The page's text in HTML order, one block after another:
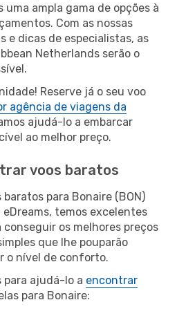
uma ampla gama de opções à
Com as nossas
e dicas de especialistas, as
Netherlands serão o
Reserve já o seu voo
agência de viagens da
ajudá-lo a embarcar
ao melhor preço.
voos baratos
para Bonaire (BON)
eDreams, temos excelentes
os melhores preços
que lhe pouparão
o nível de conforto.
para ajudá-lo a encontrar
para Bonaire: